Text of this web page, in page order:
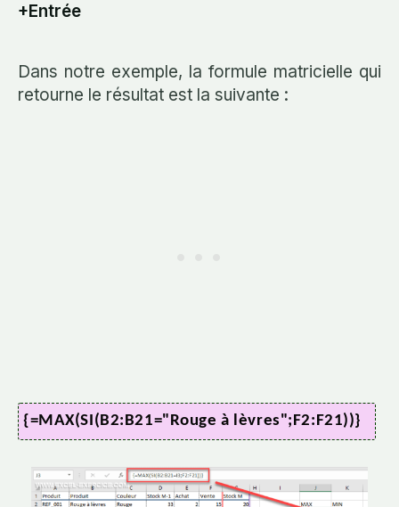
+Entrée
Dans notre exemple, la formule matricielle qui
retourne le résultat est la suivante :
{=MAX(SI(B2:B21="Rouge à lèvres";F2:F21))}